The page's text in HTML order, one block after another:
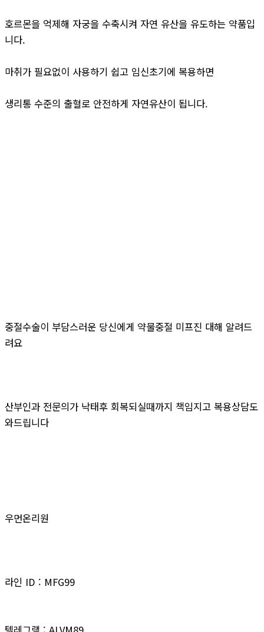
호르몬을 억제해 자궁을 수축시켜 자연 유산을 유도하는 약품입
니다.
마취가 필요없이 사용하기 쉽고 임신초기에 복용하면
생리통 수준의 출혈로 안전하게 자연유산이 됩니다.
중절수술이 부담스러운 당신에게 약물중절 미프진 대해 알려드
려요
산부인과 전문의가 낙태후 회복되실때까지 책임지고 복용상담도
와드립니다
우먼온리원
라인 ID : MFG99